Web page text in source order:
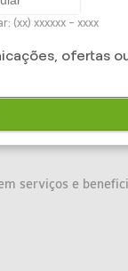
serviços e
(xx) xxxxxx - xxxx
ofertas